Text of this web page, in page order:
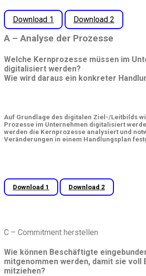
Download 1 Download 2
A – Analyse der Prozesse
Welche Kernprozesse müssen im
digitalisiert werden?
Wie wird daraus ein konkreter
Auf Grundlage des digitalen Ziel-/Leitbilds
Prozesse im Unternehmen digitalisiert
werden die Kernprozesse analysiert und
Veränderungen in einem Handlungsplan
Download 1 Download 2
C – Commitment herstellen
Wie können Beschäftigte
mitgenommen werden, damit sie voll
mitziehen?